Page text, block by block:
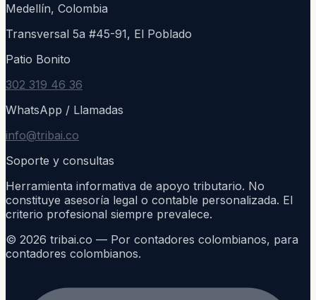
Medellín, Colombia
Transversal 5a #45-91, El Poblado
Patio Bonito
302 319 46 36
WhatsApp / Llamadas
info@tribai.co
Soporte y consultas
Herramienta informativa de apoyo tributario. No
constituye asesoría legal o contable personalizada. El
criterio profesional siempre prevalece.
© 2026 tribai.co — Por contadores colombianos, para
contadores colombianos.